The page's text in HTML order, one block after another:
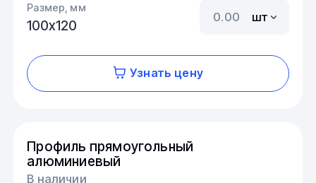
Размер, мм
100х120
шт
Узнать цену
Профиль прямоугольный
алюминиевый
В наличии